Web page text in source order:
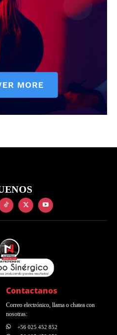
Contactanos
Correo electrónico, llama o chatea con
nosotras:
+56 025 452 852